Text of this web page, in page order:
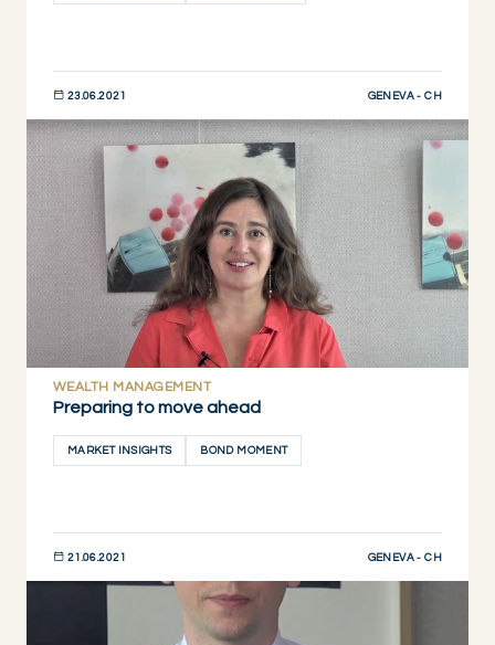
23.06.2021 GENEVA - CH
JETZT ENTDECKEN
WEALTH MANAGEMENT
Preparing to move ahead
MARKET INSIGHTS BOND MOMENT
21.06.2021 GENEVA - CH